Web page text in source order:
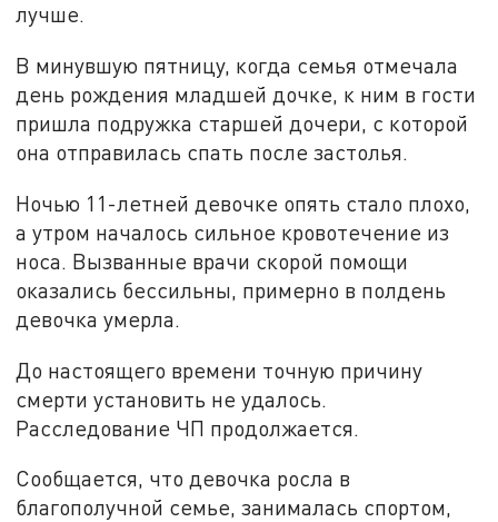
лучше.
В минувшую пятницу, когда семья отмечала
день рождения младшей дочке, к ним в гости
пришла подружка старшей дочери, с которой
она отправилась спать после застолья.
Ночью 11-летней девочке опять стало плохо,
а утром началось сильное кровотечение из
носа. Вызванные врачи скорой помощи
оказались бессильны, примерно в полдень
девочка умерла.
До настоящего времени точную причину
смерти установить не удалось.
Расследование ЧП продолжается.
Сообщается, что девочка росла в
благополучной семье, занималась спортом,